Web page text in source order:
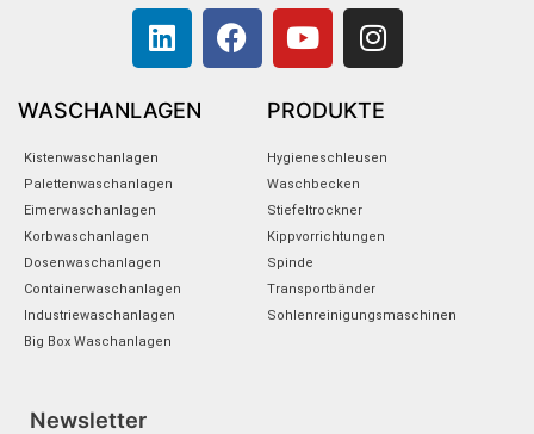
L
i
k
F
a
Y
o
t
b
e
I
n
t
g
a
WASCHANLAGEN
Kistenwaschanlagen
Palettenwaschanlagen
Eimerwaschanlagen
Korbwaschanlagen
Dosenwaschanlagen
Containerwaschanlagen
Industriewaschanlagen
Big Box Waschanlagen
PRODUKTE
Hygieneschleusen
Waschbecken
Stiefeltrockner
Kippvorrichtungen
Spinde
Transportbänder
Sohlenreinigungsmaschinen
Newsletter